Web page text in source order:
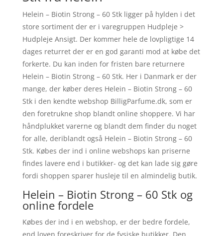
Helein – Biotin Strong – 60 Stk ligger på hylden i det
store sortiment der er i varegruppen Hudpleje >
Hudpleje Ansigt. Der kommer hele de lovpligtige 14
dages returret der er en god garanti mod at købe det
forkerte. Du kan inden for fristen bare returnere
Helein – Biotin Strong – 60 Stk. Her i Danmark er der
mange, der køber deres Helein – Biotin Strong – 60
Stk i den kendte webshop BilligParfume.dk, som er
den foretrukne shop blandt online shoppere. Vi har
håndplukket varerne og blandt dem finder du noget
for alle, deriblandt også Helein – Biotin Strong – 60
Stk. Købes der ind i online webshops kan priserne
findes lavere end i butikker- og det kan lade sig gøre
fordi shoppen sparer husleje til en almindelig butik.
Helein – Biotin Strong – 60 Stk og
online fordele
Købes der ind i en webshop, er der bedre fordele,